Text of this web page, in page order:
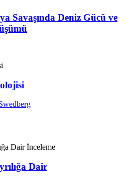
Savaşında Deniz Gücü ve
İnceleme
Dair